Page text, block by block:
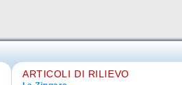
ARTICOLI DI RILIEVO